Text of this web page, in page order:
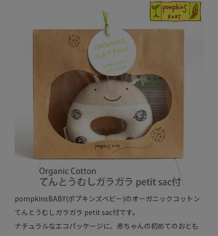
pompkinsBABY(ポプキンズベビー)のオーガニックコットン
てんとうむしガラガラ petit sac付です。
ナチュラルなエコパッケージに、赤ちゃんの初めてのおとも